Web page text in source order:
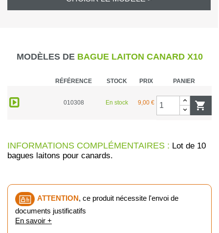
MODÈLES DEBAGUE LAITON CANARD X10
RÉFÉRENCE STOCK PRIX PANIER
010308 En stock 9,00 € 
INFORMATIONS COMPLÉMENTAIRES : Lot de 10
bagues laitons pour canards.
ATTENTION, ce produit nécessite l'envoi de
documents justificatifs
En savoir +